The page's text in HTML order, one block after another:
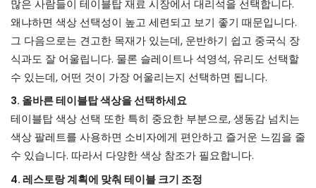
많은 사람들이 테이블탑 재료 시장에서 대리석을 선택합니다.
왜냐하면 색상 선택성이 높고 세련되고 보기 좋기 때문입니다.
그 다음으로는 견고한 목재가 있는데, 운반하기 쉽고 중국식 장
식과도 잘 어울립니다. 물론 슬레이트나 석영석, 유리도 선택할
수 있는데, 어떤 것이 가장 어울리는지 선택하면 됩니다.
3. 올바른 테이블탑 색상을 선택하세요
테이블탑 색상 선택 또한 특히 중요한 부분으로, 생동감 넘치는
색상 팔레트를 사용하면 소비자에게 편안하고 즐거운 느낌을 줄
수 있습니다. 따라서 다양한 색상 참조가 필요합니다.
4. 레스토랑 계획에 맞춰 테이블 크기 조정